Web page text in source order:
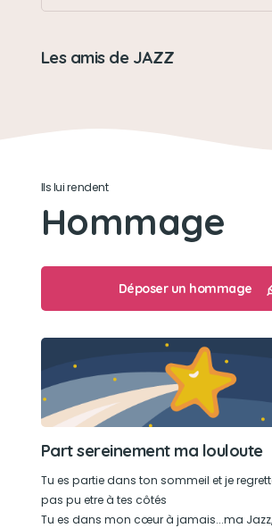
Sa bêtise préférée
Oh ma Jazz ne faisait pas trop de
Elle était douce cette chienne et
Elle n'aimait de jouet...mais elle
Son loisir préféré
Grignoter son bout de pain ou sa
je lui achetais
Les amis de JAZZ
Ils lui rendent
Hommage
Déposer un hommage
Part sereinement ma louloute
Tu es partie dans ton sommeil et je
pas pu etre à tes côtés
Tu es dans mon cœur à jamais...ma